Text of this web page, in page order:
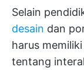
Selain
desain dan
harus
tentang